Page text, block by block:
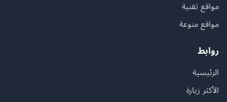
مواقع تقنية
مواقع منوعة
روابط
الرئيسية
الأكثر زيارة